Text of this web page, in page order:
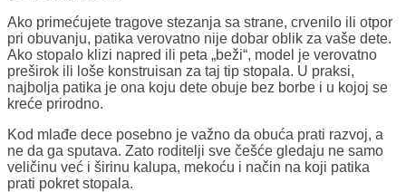
Ako primećujete tragove stezanja sa strane, crvenilo ili otpor
pri obuvanju, patika verovatno nije dobar oblik za vaše dete.
Ako stopalo klizi napred ili peta „beži“, model je verovatno
preširok ili loše konstruisan za taj tip stopala. U praksi,
najbolja patika je ona koju dete obuje bez borbe i u kojoj se
kreće prirodno.
Kod mlađe dece posebno je važno da obuća prati razvoj, a
ne da ga sputava. Zato roditelji sve češće gledaju ne samo
veličinu već i širinu kalupa, mekoću i način na koji patika
prati pokret stopala.